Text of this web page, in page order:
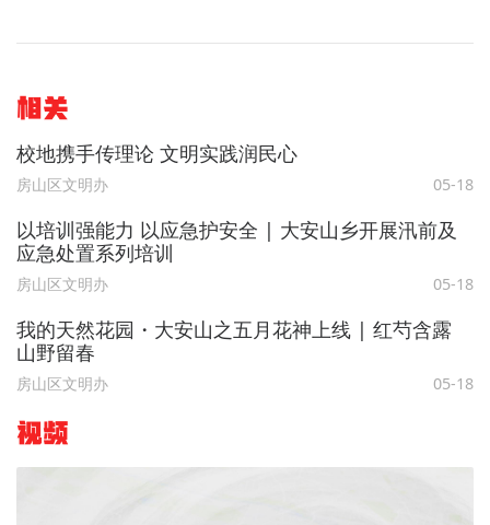
相关
校地携手传理论 文明实践润民心
房山区文明办 05-18
以培训强能力 以应急护安全 | 大安山乡开展汛前及
应急处置系列培训
房山区文明办 05-18
我的天然花园・大安山之五月花神上线 | 红芍含露
山野留春
房山区文明办 05-18
视频